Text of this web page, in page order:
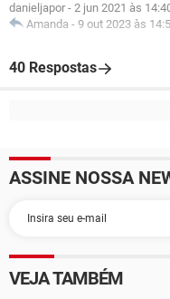
danieljapor - 2 jun 2021 às
Amanda - 9 out 2023 às
40 Respostas
ASSINE NOSSA
VEJA TAMBÉM